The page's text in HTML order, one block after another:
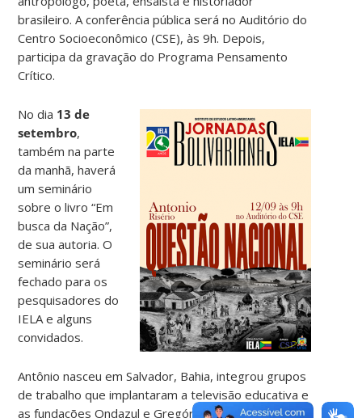
brasileiro. A conferência pública será no Auditório do
Centro Socioeconômico (CSE), às 9h. Depois,
participa da gravação do Programa Pensamento
Crítico.
No dia 13 de
setembro,
também na parte
da manhã, haverá
um seminário
sobre o livro “Em
busca da Nação”,
de sua autoria. O
seminário será
fechado para os
pesquisadores do
IELA e alguns
convidados.
Antônio nasceu em Salvador, Bahia, integrou grupos
de trabalho que implantaram a televisão educativa e
as fundações Ondazul e Gregório de Matos, durante